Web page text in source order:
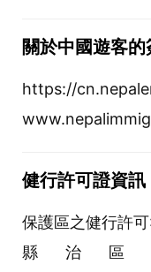
關於中國遊客
https://
健行許可證資訊
保護區之健行許
縣治